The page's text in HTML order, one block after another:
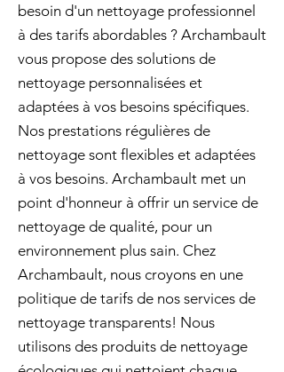
besoin d'un nettoyage professionnel
à des tarifs abordables ? Archambault
vous propose des solutions de
nettoyage personnalisées et
adaptées à vos besoins spécifiques.
Nos prestations régulières de
nettoyage sont flexibles et adaptées
à vos besoins. Archambault met un
point d'honneur à offrir un service de
nettoyage de qualité, pour un
environnement plus sain. Chez
Archambault, nous croyons en une
politique de tarifs de nos services de
nettoyage transparents! Nous
utilisons des produits de nettoyage